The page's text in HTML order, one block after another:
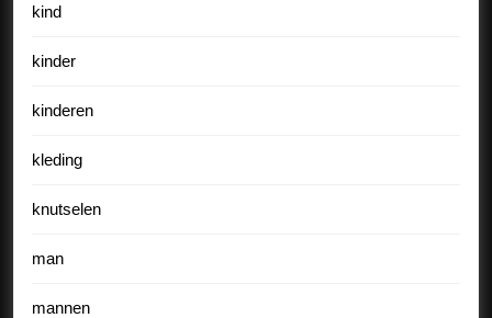
kind
kinder
kinderen
kleding
knutselen
man
mannen